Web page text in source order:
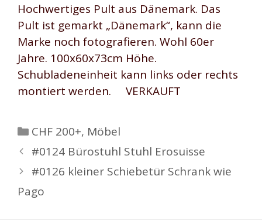
Hochwertiges Pult aus Dänemark. Das
Pult ist gemarkt „Dänemark“, kann die
Marke noch fotografieren. Wohl 60er
Jahre. 100x60x73cm Höhe.
Schubladeneinheit kann links oder rechts
montiert werden. VERKAUFT
Kategorien
CHF 200+, Möbel
Beitrags-
Navigation
#0124 Bürostuhl Stuhl Erosuisse
#0126 kleiner Schiebetür Schrank wie
Pago